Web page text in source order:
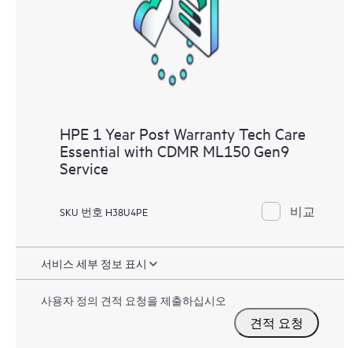
과 성능 최적화 촉진을 지원하는 HPE 리소스에 대한 액
HPE 1 Year Post Warranty Tech Care
Essential with CDMR ML150 Gen9
Service
SKU 번호 H38U4PE 비교
서비스 세부 정보 표시
사용자 정의 견적 요청을 제출하십시오
견적 요청